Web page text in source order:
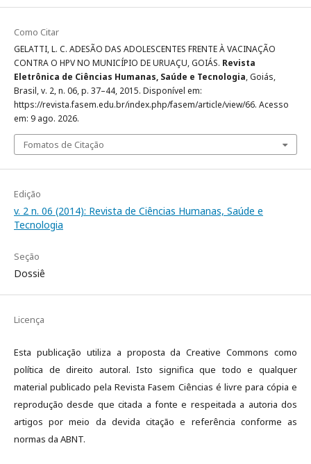
Como Citar
GELATTI, L. C. ADESÃO DAS ADOLESCENTES FRENTE À VACINAÇÃO
CONTRA O HPV NO MUNICÍPIO DE URUAÇU, GOIÁS. Revista
Eletrônica de Ciências Humanas, Saúde e Tecnologia, Goiás,
Brasil, v. 2, n. 06, p. 37–44, 2015. Disponível em:
https://revista.fasem.edu.br/index.php/fasem/article/view/66. Acesso
em: 9 ago. 2026.
Fomatos de Citação
Edição
v. 2 n. 06 (2014): Revista de Ciências Humanas, Saúde e
Tecnologia
Seção
Dossiê
Licença
Esta publicação utiliza a proposta da Creative Commons como
política de direito autoral. Isto significa que todo e qualquer
material publicado pela Revista Fasem Ciências é livre para cópia e
reprodução desde que citada a fonte e respeitada a autoria dos
artigos por meio da devida citação e referência conforme as
normas da ABNT.